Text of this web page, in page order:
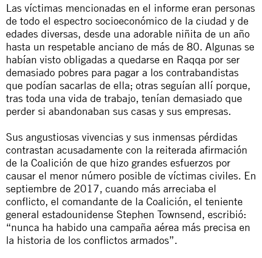
Las víctimas mencionadas en el informe eran personas
de todo el espectro socioeconómico de la ciudad y de
edades diversas, desde una adorable niñita de un año
hasta un respetable anciano de más de 80. Algunas se
habían visto obligadas a quedarse en Raqqa por ser
demasiado pobres para pagar a los contrabandistas
que podían sacarlas de ella; otras seguían allí porque,
tras toda una vida de trabajo, tenían demasiado que
perder si abandonaban sus casas y sus empresas.
Sus angustiosas vivencias y sus inmensas pérdidas
contrastan acusadamente con la reiterada afirmación
de la Coalición de que hizo grandes esfuerzos por
causar el menor número posible de víctimas civiles. En
septiembre de 2017, cuando más arreciaba el
conflicto, el comandante de la Coalición, el teniente
general estadounidense Stephen Townsend, escribió:
“nunca ha habido una campaña aérea más precisa en
la historia de los conflictos armados”.